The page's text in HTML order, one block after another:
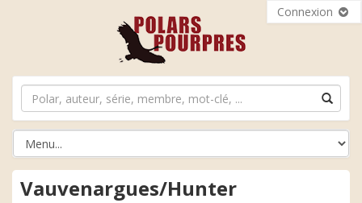
Connexion
Vauvenargues/Hunter